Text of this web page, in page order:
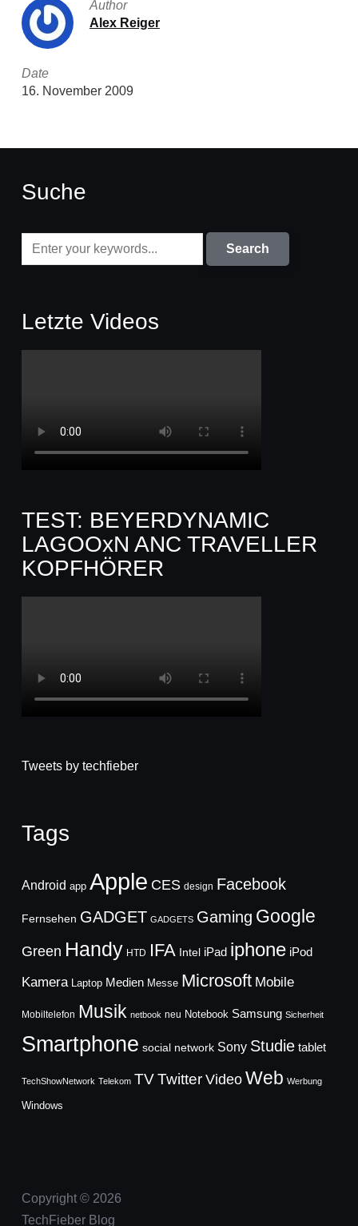
Author
Alex Reiger
Date
16. November 2009
Suche
Letzte Videos
TEST: BEYERDYNAMIC
LAGOOxN ANC TRAVELLER
KOPFHÖRER
Tweets by techfieber
Tags
Android app Apple CES design Facebook
Fernsehen GADGET GADGETS Gaming Google
Green Handy HTD IFA Intel iPad iphone iPod
Kamera Laptop Medien Messe Microsoft Mobile
Mobiltelefon Musik netbook neu Notebook Samsung Sicherheit
Smartphone social network Sony Studie tablet
TechShowNetwork Telekom TVTwitter Video Web Werbung
Windows
Copyright © 2026
TechFieber Blog